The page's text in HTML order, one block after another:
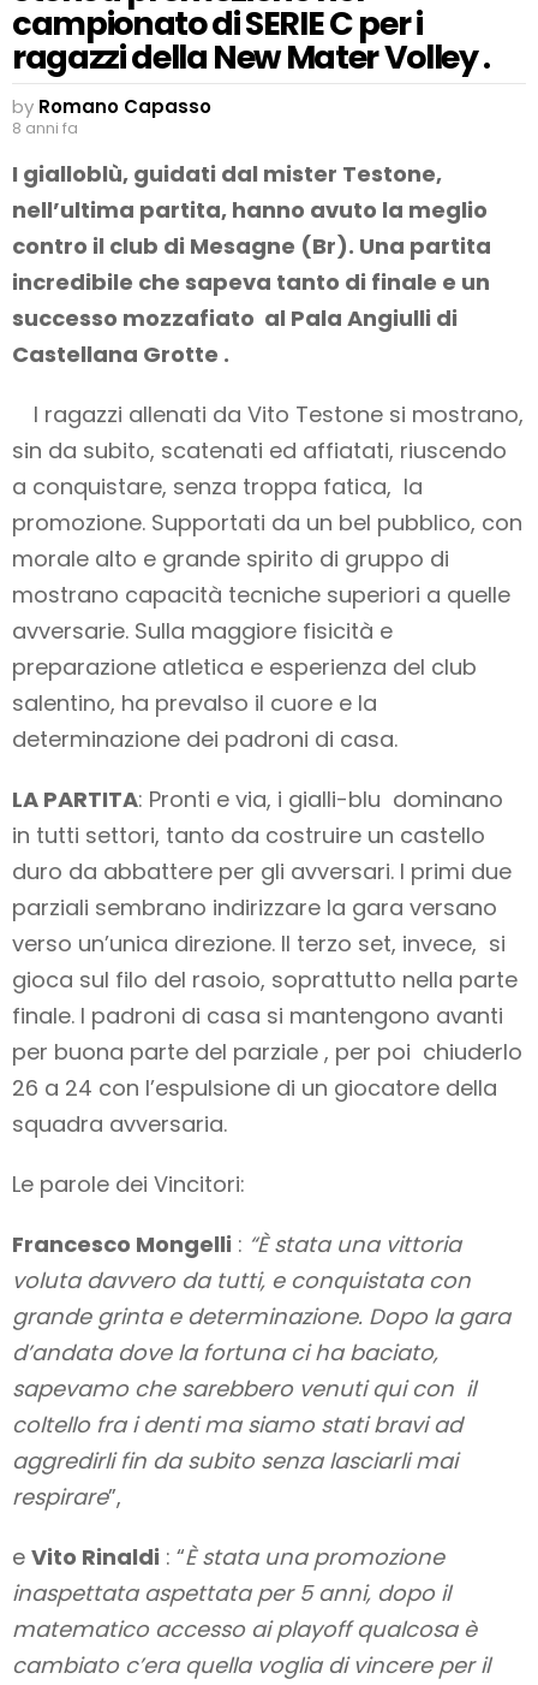
campionato di SERIE C per i
ragazzi della New Mater Volley .
by Romano Capasso
8 anni fa
I gialloblù, guidati dal mister Testone,
nell’ultima partita, hanno avuto la meglio
contro il club di Mesagne (Br). Una partita
incredibile che sapeva tanto di finale e un
successo mozzafiato al Pala Angiulli di
Castellana Grotte .
I ragazzi allenati da Vito Testone si mostrano,
sin da subito, scatenati ed affiatati, riuscendo
a conquistare, senza troppa fatica, la
promozione. Supportati da un bel pubblico, con
morale alto e grande spirito di gruppo di
mostrano capacità tecniche superiori a quelle
avversarie. Sulla maggiore fisicità e
preparazione atletica e esperienza del club
salentino, ha prevalso il cuore e la
determinazione dei padroni di casa.
LA PARTITA: Pronti e via, i gialli-blu dominano
in tutti settori, tanto da costruire un castello
duro da abbattere per gli avversari. I primi due
parziali sembrano indirizzare la gara versano
verso un’unica direzione. Il terzo set, invece, si
gioca sul filo del rasoio, soprattutto nella parte
finale. I padroni di casa si mantengono avanti
per buona parte del parziale , per poi chiuderlo
26 a 24 con l’espulsione di un giocatore della
squadra avversaria.
Le parole dei Vincitori:
Francesco Mongelli : “È stata una vittoria
voluta davvero da tutti, e conquistata con
grande grinta e determinazione. Dopo la gara
d’andata dove la fortuna ci ha baciato,
sapevamo che sarebbero venuti qui con il
coltello fra i denti ma siamo stati bravi ad
aggredirli fin da subito senza lasciarli mai
respirare”,
e Vito Rinaldi : “È stata una promozione
inaspettata aspettata per 5 anni, dopo il
matematico accesso ai playoff qualcosa è
cambiato c’era quella voglia di vincere per il